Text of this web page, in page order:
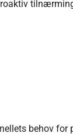
behov for